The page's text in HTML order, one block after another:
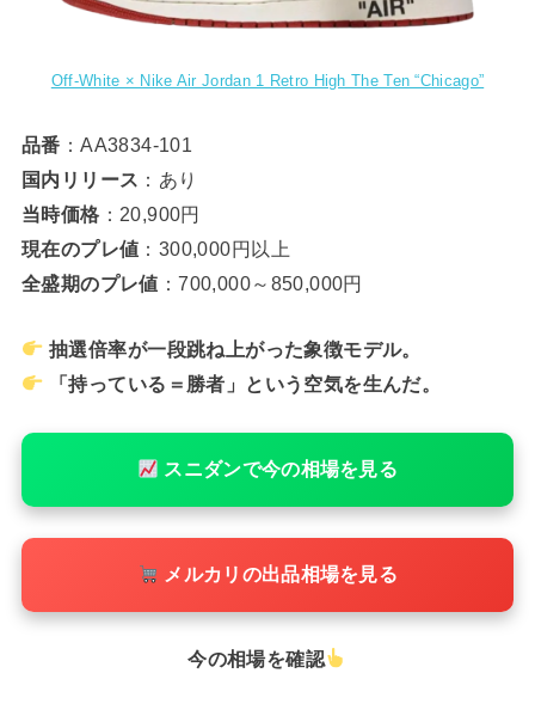
Off-White × Nike Air Jordan 1 Retro High The Ten “Chicago”
品番 ：AA3834-101
国内リリース ：あり
当時価格 ：20,900円
現在のプレ値 ：300,000円以上
全盛期のプレ値 ：700,000～850,000円
抽選倍率が一段跳ね上がった象徴モデル。
「持っている＝勝者」という空気を生んだ。
スニダンで今の相場を見る
メルカリの出品相場を見る
今の相場を確認